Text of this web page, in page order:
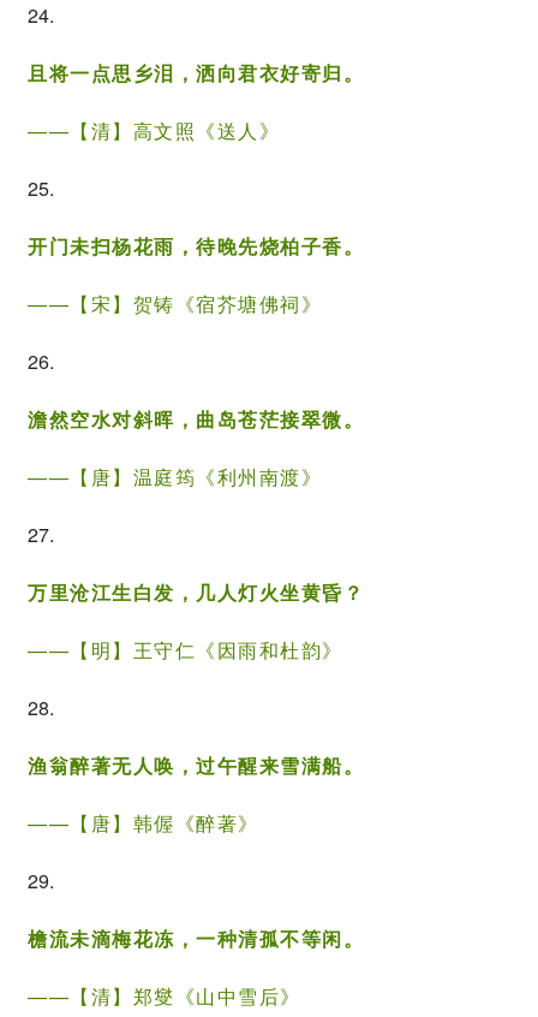
24.
且将一点思乡泪，洒向君衣好寄归。
——【清】高文照《送人》
25.
开门未扫杨花雨，待晚先烧柏子香。
——【宋】贺铸《宿芥塘佛祠》
26.
澹然空水对斜晖，曲岛苍茫接翠微。
——【唐】 温庭筠 《利州南渡》
27.
万里沧江生白发，几人灯火坐黄昏？
——【明】 王守仁 《因雨和杜韵》
28.
渔翁醉著无人唤，过午醒来雪满船。
——【唐】 韩偓 《醉著》
29.
檐流未滴梅花冻，一种清孤不等闲。
——【清】 郑燮 《山中雪后》